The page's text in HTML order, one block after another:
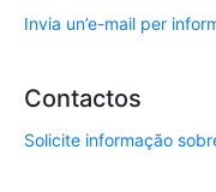
Invia un’e-mail per
Contactos
Solicite informação